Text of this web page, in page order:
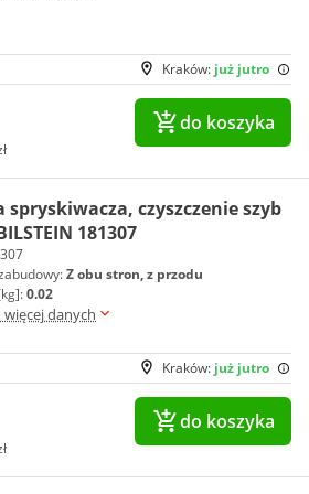
Kraków: już jutro
do koszyka
spryskiwacza, czyszczenie szyb
181307
Z obu stron, z przodu
0.02
więcej danych
Kraków: już jutro
do koszyka